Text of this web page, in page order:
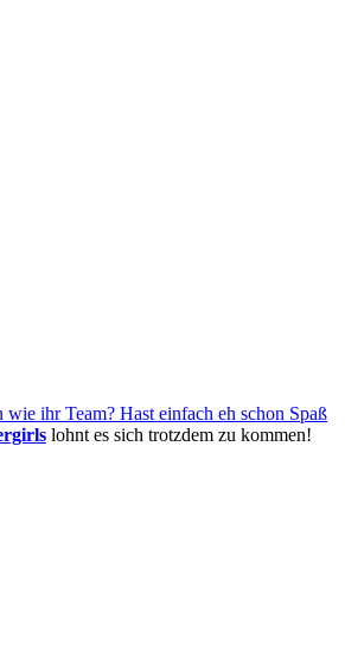
ihr Team? Hast einfach eh schon Spaß
lohnt es sich trotzdem zu kommen!